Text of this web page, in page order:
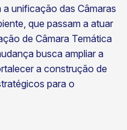
unificação das Câmaras
que passam a atuar
de Câmara Temática
busca ampliar a
a construção de
para o